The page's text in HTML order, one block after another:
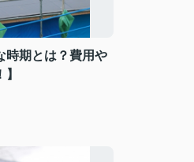
時期とは？費用や